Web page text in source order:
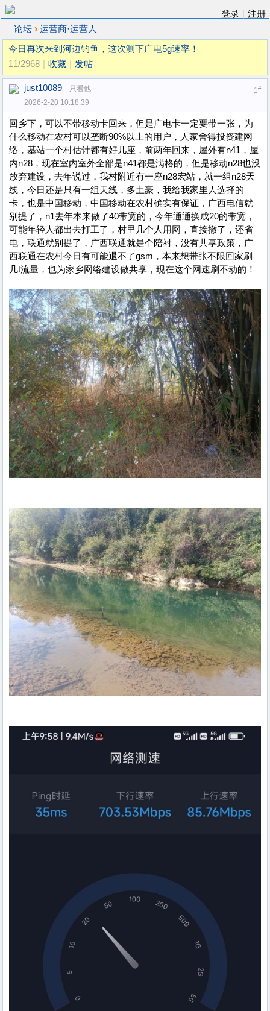
登录
注册
论坛 › 运营商·运营人
今日再次来到河边钓鱼，这次测下广电5g速率！
11/2968
收藏 发帖
1#
just10089
只看他
2026-2-20 10:18:39
回乡下，可以不带移动卡回来，但是广电卡一定要带一张，为
什么移动在农村可以垄断90%以上的用户，人家舍得投资建网
络，基站一个村估计都有好几座，前两年回来，屋外有n41，屋
内n28，现在室内室外全部是n41都是满格的，但是移动n28也没
放弃建设，去年说过，我村附近有一座n28宏站，就一组n28天
线，今日还是只有一组天线，多土豪，我给我家里人选择的
卡，也是中国移动，中国移动在农村确实有保证，广西电信就
别提了，n1去年本来做了40带宽的，今年通通换成20的带宽，
可能年轻人都出去打工了，村里几个人用网，直接撤了，还省
电，联通就别提了，广西联通就是个陪衬，没有共享政策，广
西联通在农村今日有可能退不了gsm，本来想带张不限回家刷
几t流量，也为家乡网络建设做共享，现在这个网速刷不动的！